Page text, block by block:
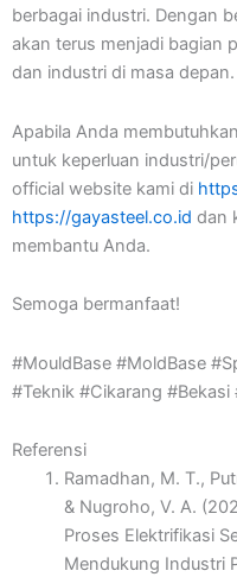
berbagai industri. Dengan
akan terus menjadi bagian
dan industri di masa depan.
Apabila Anda
untuk keperluan industri/
official website kami di
https://gayasteel.co.id dan
membantu Anda.
Semoga bermanfaat!
#MouldBase #MoldBase
#Teknik #Cikarang
Referensi
Ramadhan, M. T.,
& Nugroho, V. A.
Proses Elektrifikasi
Mendukung Industri